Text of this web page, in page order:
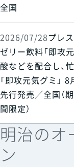
全国
2026/07/28プレ
ゼリー飲料「即攻
酸などを配合し、
「即攻元気グミ」
先行発売／全国（
間限定）
明治のオ
ン